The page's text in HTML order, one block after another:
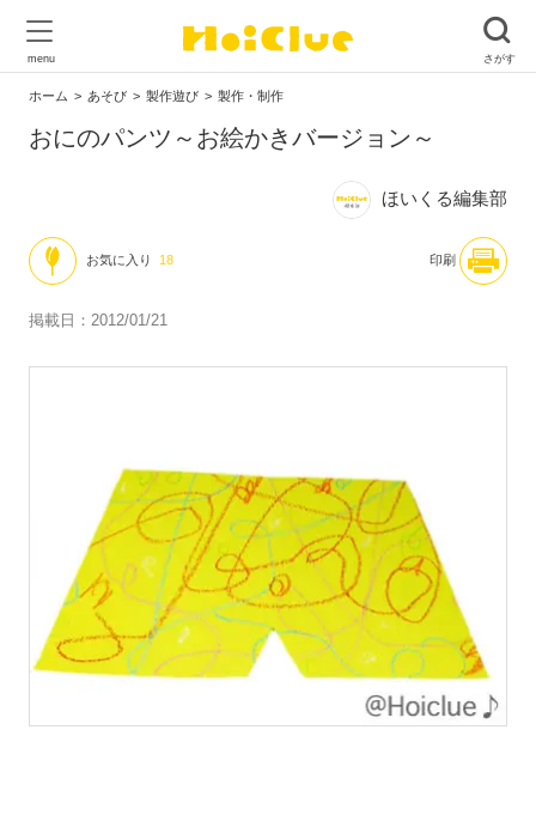
ホーム あそび 製作遊び 製作・制作
おにのパンツ～お絵かきバージョン～
ほいくる編集部
お気に入り 18 印刷
掲載日：2012/01/21